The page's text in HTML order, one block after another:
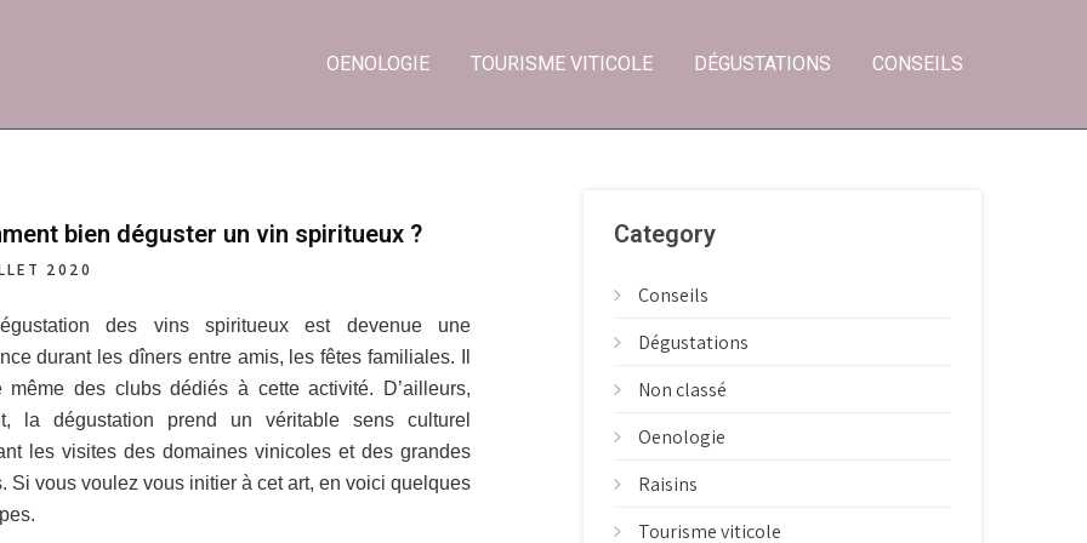
OENOLOGIE TOURISME VITICOLE DÉGUSTATIONS CONSEILS
bien déguster un vin spiritueux ?
2020
des vins spiritueux est devenue une
durant les dîners entre amis, les fêtes familiales. Il
même des clubs dédiés à cette activité. D’ailleurs,
la dégustation prend un véritable sens culturel
les visites des domaines vinicoles et des grandes
Si vous voulez vous initier à cet art, en voici quelques
Category
Conseils
Dégustations
Non classé
Oenologie
Raisins
Tourisme viticole